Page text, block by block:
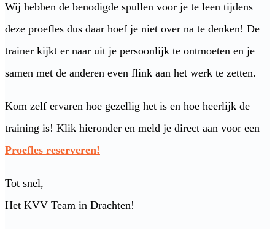
Wij hebben de benodigde spullen voor je te leen tijdens
deze proefles dus daar hoef je niet over na te denken! De
trainer kijkt er naar uit je persoonlijk te ontmoeten en je
samen met de anderen even flink aan het werk te zetten.
Kom zelf ervaren hoe gezellig het is en hoe heerlijk de
training is! Klik hieronder en meld je direct aan voor een
Proefles reserveren!
Tot snel,
Het KVV Team in Drachten!